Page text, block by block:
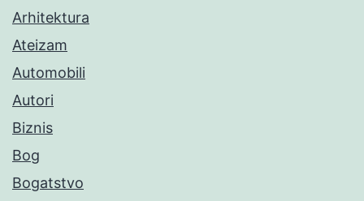
Arhitektura
Ateizam
Automobili
Autori
Biznis
Bog
Bogatstvo